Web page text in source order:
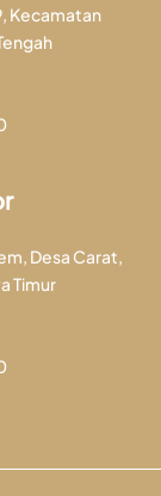
Kecamatan
Desa Carat,
Timur